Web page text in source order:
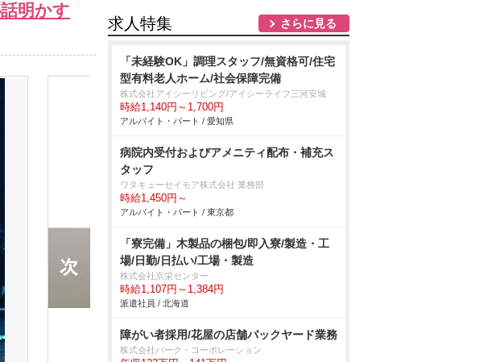
明かす
求人特集 さらに見る
「未経験OK」調理スタッフ/無資格可/住宅
型有料老人ホーム/社会保障完備
株式会社アイシーリビング/アイシーライフ三河安城
時給1,140円～1,700円
アルバイト・パート / 愛知県
病院内受付およびアメニティ配布・補充ス
タッフ
ワタキューセイモア株式会社 業務部
時給1,450円～
アルバイト・パート / 東京都
「寮完備」木製品の梱包/即入寮/製造・工
場/日勤/日払い/工場・製造
株式会社京栄センター
時給1,107円～1,384円
派遣社員 / 北海道
障がい者採用/花屋の店舗バックヤード業務
株式会社パーク・コーポレーション